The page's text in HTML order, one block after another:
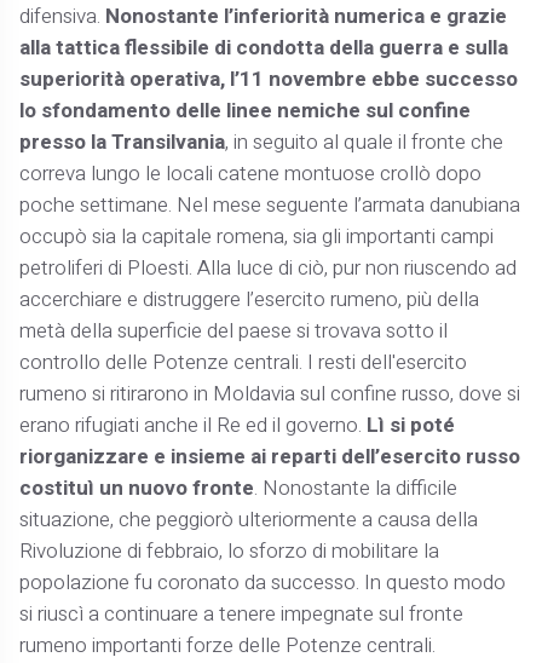
difensiva. Nonostante l’inferiorità numerica e grazie
alla tattica flessibile di condotta della guerra e sulla
superiorità operativa, l’11 novembre ebbe successo
lo sfondamento delle linee nemiche sul confine
presso la Transilvania, in seguito al quale il fronte che
correva lungo le locali catene montuose crollò dopo
poche settimane. Nel mese seguente l’armata danubiana
occupò sia la capitale romena, sia gli importanti campi
petroliferi di Ploesti. Alla luce di ciò, pur non riuscendo ad
accerchiare e distruggere l’esercito rumeno, più della
metà della superficie del paese si trovava sotto il
controllo delle Potenze centrali. I resti dell'esercito
rumeno si ritirarono in Moldavia sul confine russo, dove si
erano rifugiati anche il Re ed il governo. Lì si poté
riorganizzare e insieme ai reparti dell’esercito russo
costituì un nuovo fronte. Nonostante la difficile
situazione, che peggiorò ulteriormente a causa della
Rivoluzione di febbraio, lo sforzo di mobilitare la
popolazione fu coronato da successo. In questo modo
si riuscì a continuare a tenere impegnate sul fronte
rumeno importanti forze delle Potenze centrali.